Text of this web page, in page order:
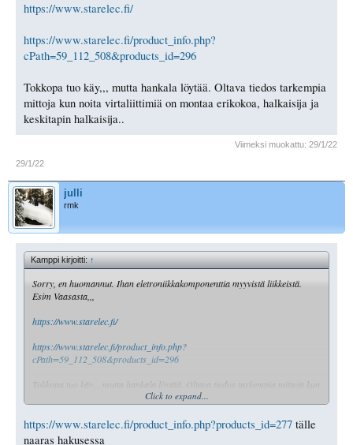
https://www.starelec.fi/
https://www.starelec.fi/product_info.php?
cPath=59_112_508&products_id=296
Tokkopa tuo käy,,, mutta hankala löytää. Oltava tiedos tarkempia
mittoja kun noita virtaliittimiä on montaa erikokoa, halkaisija ja
keskitapin halkaisija..
Viimeksi muokattu: 29/1/22
29/1/22
julli
rmk
Kamppi kirjoitti:↑
Sorry, en huomannut. Ihan eletroniikkakomponenttia myyvistä liikkeistä.
Esim Vaasasta,,,
https://www.starelec.fi/
https://www.starelec.fi/product_info.php?
cPath=59_112_508&products_id=296
Tokkopa tuo käy,,, mutta hankala löytää. Oltava tiedos tarkempia mittoja kun
noita virtaliittimiä on montaa erikokoa, halkaisija ja keskitapin halkaisija..
Click to expand...
https://www.starelec.fi/product_info.php?products_id=277 tälle
naaras hakusessa